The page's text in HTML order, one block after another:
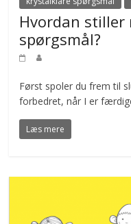
Hvordan
spørgsmål?
Først spoler du frem til
forbedret, når I er
Læs mere